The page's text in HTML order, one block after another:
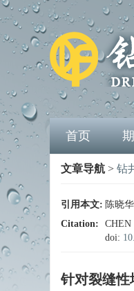
首页
文章导航 > 钻
引用本文: 陈晓
Citation:
CHEN
doi:
针对裂缝性